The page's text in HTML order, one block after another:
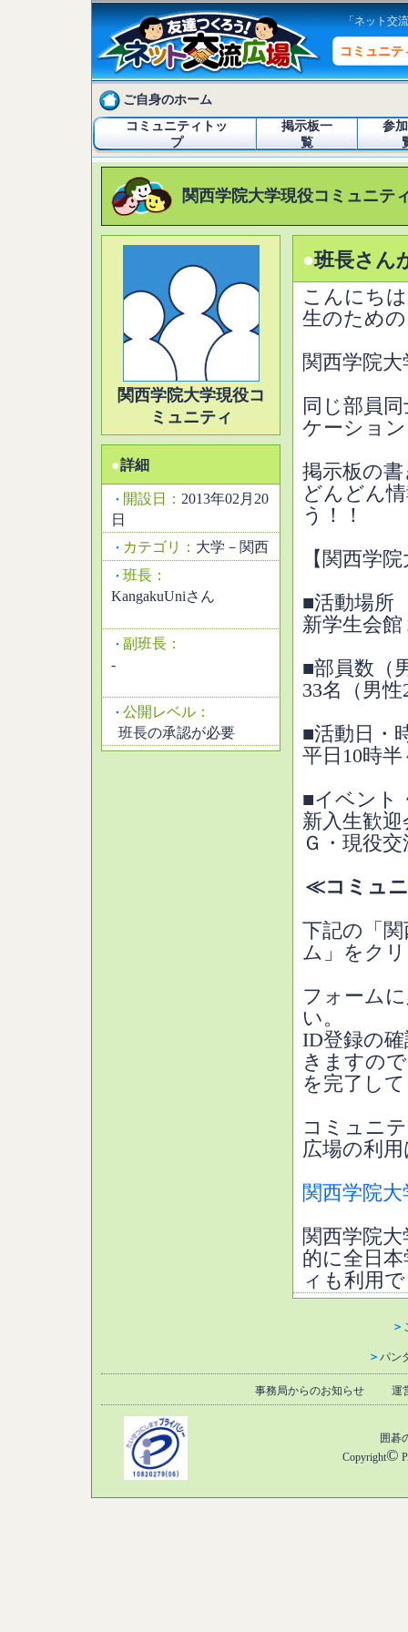
「ネット交
コミュニテ
ご自身のホーム
コミュニティトッ
プ
掲示板一
覧
参
関西学院大学現役コミュニテ
関西学院大学現役コ
ミュニティ
●詳細
・ 開設日： 2013年02月20
日
・ カテゴリ： 大学－関西
・ 班長：
KangakuUniさん
・ 副班長：
-
・ 公開レベル：
班長の承認が必要
●班長さん
こんにち
生のため
関西学院
同じ部員
ケーショ
掲示板の
どんどん
う！！
【関西学
■活動場所
新学生会館
■部員数（
33名（男
■活動日・
平日10時半
■イベント
新入生歓
Ｇ・現役
≪コミュ
下記の「
ム」をク
フォーム
い。
ID登録の
きますの
を完了し
コミュニ
広場の利
関西学院
関西学院
的に全日
ィも利用
＞
＞ パン
事務局からのお知らせ 運
囲碁
Copyright©